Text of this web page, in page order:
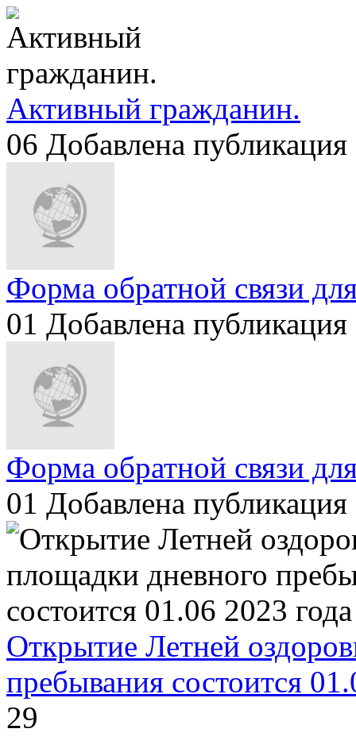
Активный гражданин.
06 Добавлена
Форма обратной связи
01 Добавлена
Форма обратной связи
01 Добавлена
Открытие Летней
пребывания состоится
29